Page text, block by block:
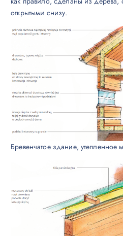
открытыми снизу.
Бревенчатое здание, утепленное